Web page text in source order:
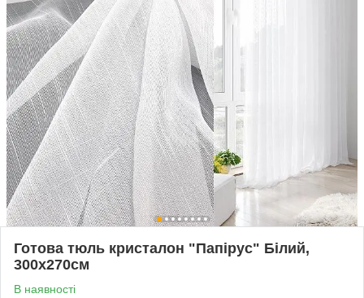
Готова тюль кристалон "Папірус" Білий,
300х270см
В наявності